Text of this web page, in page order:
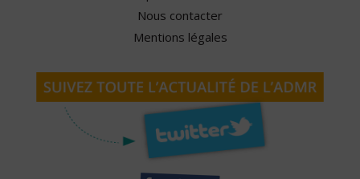
Nous contacter
Mentions légales